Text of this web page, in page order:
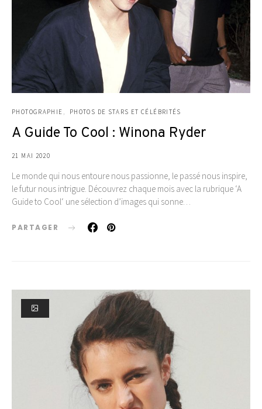
PHOTOGRAPHIE PHOTOS DE STARS ET CÉLÉBRITÉS
A Guide To Cool : Winona Ryder
21 MAI 2020
Le monde qui nous entoure nous passionne, le passé nous inspire,
le futur nous intrigue. Découvrez chaque mois avec la rubrique ‘A
Guide to Cool‘ une sélection d’images qui sonne…
PARTAGER